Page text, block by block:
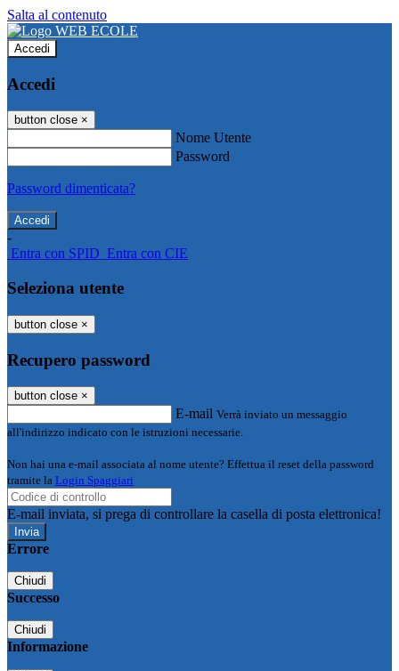
Salta al contenuto
Accedi
Accedi
button close ×
Nome Utente
Password
Password dimenticata?
-
Entra con SPID Entra con CIE
Seleziona utente
button close ×
Recupero password
button close ×
E-mail Verrà inviato un messaggio
all'indirizzo indicato con le istruzioni necessarie.
Non hai una e-mail associata al nome utente? Effettua il reset della password
tramite la Login Spaggiari
E-mail inviata, si prega di controllare la casella di posta elettronica!
Errore
Chiudi
Successo
Chiudi
Informazione